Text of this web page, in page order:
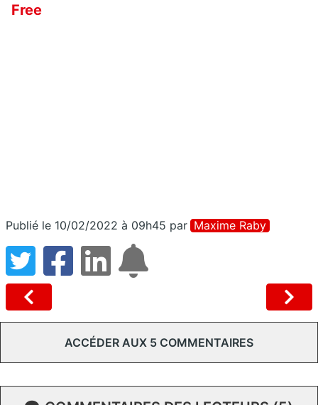
Free
Publié le 10/02/2022 à 09h45 par Maxime Raby
ACCÉDER AUX 5 COMMENTAIRES